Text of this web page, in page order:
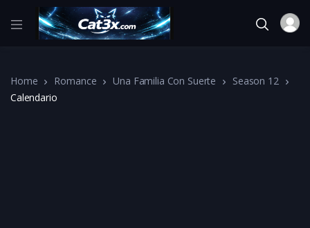
Home Romance Una Familia Con Suerte
Season 12
Calendario